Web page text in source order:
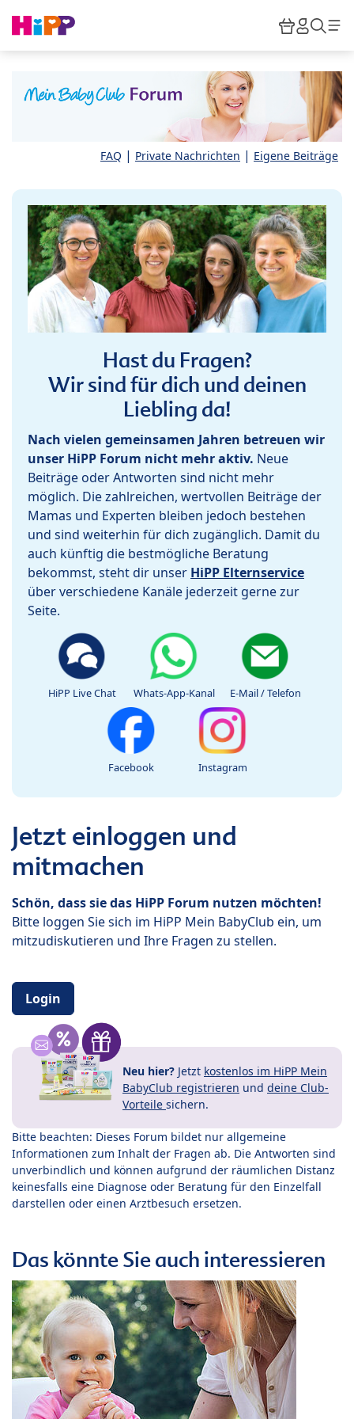
HiPP
FAQ | Private Nachrichten | Eigene Beiträge
Hast du Fragen?
Wir sind für dich und deinen
Liebling da!
Nach vielen gemeinsamen Jahren betreuen wir
unser HiPP Forum nicht mehr aktiv. Neue
Beiträge oder Antworten sind nicht mehr
möglich. Die zahlreichen, wertvollen Beiträge der
Mamas und Experten bleiben jedoch bestehen
und sind weiterhin für dich zugänglich. Damit du
auch künftig die bestmögliche Beratung
bekommst, steht dir unser HiPP Elternservice
über verschiedene Kanäle jederzeit gerne zur
Seite.
HiPP Live Chat Whats-App-Kanal E-Mail / Telefon
Facebook Instagram
Jetzt einloggen und
mitmachen
Schön, dass sie das HiPP Forum nutzen möchten!
Bitte loggen Sie sich im HiPP Mein BabyClub ein, um
mitzudiskutieren und Ihre Fragen zu stellen.
Login
Neu hier? Jetzt kostenlos im HiPP Mein
BabyClub registrieren und deine Club-
Vorteile sichern.
Bitte beachten: Dieses Forum bildet nur allgemeine
Informationen zum Inhalt der Fragen ab. Die Antworten sind
unverbindlich und können aufgrund der räumlichen Distanz
keinesfalls eine Diagnose oder Beratung für den Einzelfall
darstellen oder einen Arztbesuch ersetzen.
Das könnte Sie auch interessieren